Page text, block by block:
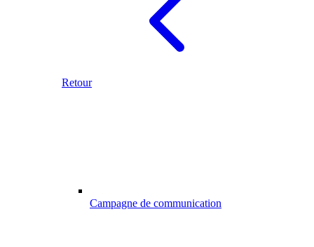
Retour
Campagne de communication